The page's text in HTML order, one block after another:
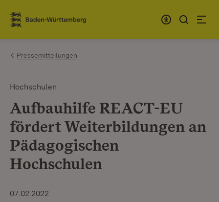
Zum Inhalt springen
Link zur Startseite
Pressemitteilungen
Hochschulen
Aufbauhilfe REACT-EU
fördert Weiterbildungen an
Pädagogischen
Hochschulen
07.02.2022